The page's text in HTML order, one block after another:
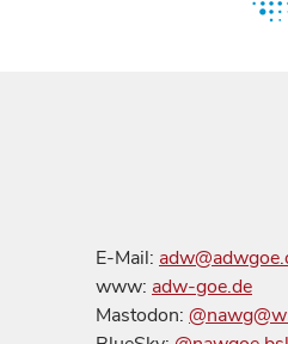
E-Mail:
www: adw-goe.de
Mastodon: